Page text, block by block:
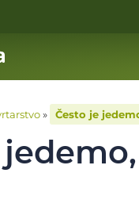
» Često je